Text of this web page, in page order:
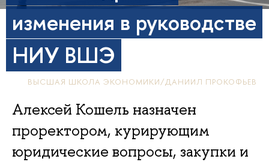
изменения в руководстве
НИУ ВШЭ
ВЫСШАЯ ШКОЛА ЭКОНОМИКИ/ДАНИИЛ ПРОКОФЬЕВ
Алексей Кошель назначен
проректором, курирующим
юридические вопросы, закупки и